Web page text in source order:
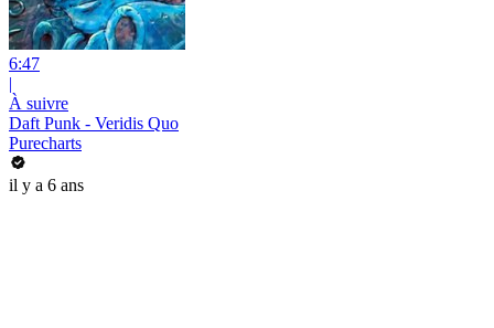
6:47
|
À suivre
Daft Punk - Veridis Quo
Purecharts
il y a 6 ans